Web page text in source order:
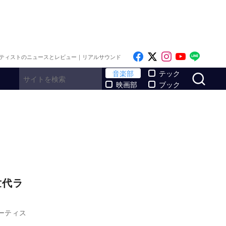
ィストのニュースとレビュー｜リアルサウンド Like on Facebook
Follow on x
Follow on
Follow
音楽部
映画部
テック
ブック
ラ
ティス